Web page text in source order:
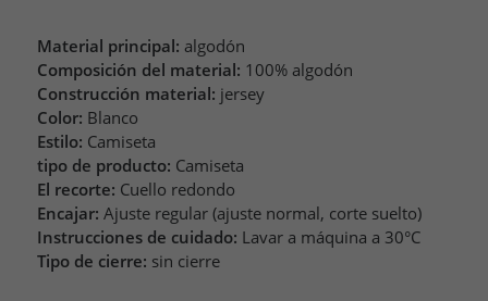
Material principal: algodón
Composición del material: 100% algodón
Construcción material: jersey
Color: Blanco
Estilo: Camiseta
tipo de producto: Camiseta
El recorte: Cuello redondo
Encajar: Ajuste regular (ajuste normal, corte suelto)
Instrucciones de cuidado: Lavar a máquina a 30°C
Tipo de cierre: sin cierre